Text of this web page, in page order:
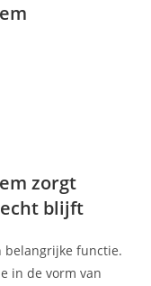
zorgt
blijft
belangrijke functie.
in de vorm van